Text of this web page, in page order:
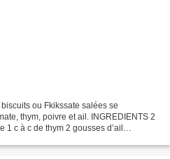
ou Fkikssate salées se
thym, poivre et ail. INGREDIENTS 2
c à c de thym 2 gousses d’ail